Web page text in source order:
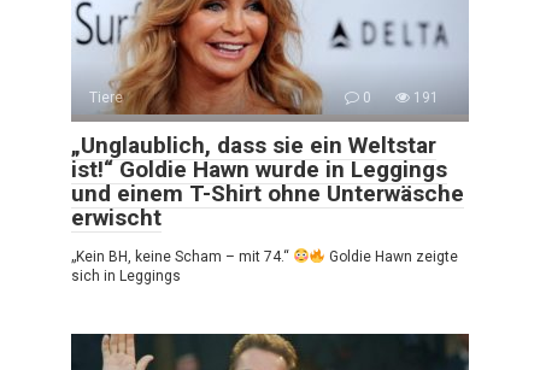
Tiere 0 191
„Unglaublich, dass sie ein Weltstar
ist!“ Goldie Hawn wurde in Leggings
und einem T-Shirt ohne Unterwäsche
erwischt
„Kein BH, keine Scham – mit 74.“
Goldie Hawn zeigte
sich in Leggings